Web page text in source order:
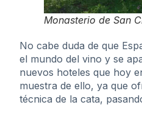
Monasterio de San
No cabe duda de que
el mundo del vino y se
nuevos hoteles que hoy
muestra de ello, ya que
técnica de la cata,